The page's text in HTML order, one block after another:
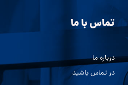
تماس با ما
درباره ما
در تماس باشید